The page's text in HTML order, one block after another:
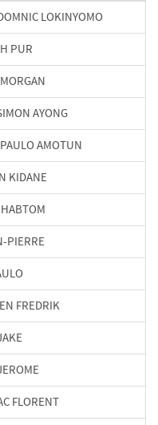
LOKINYOMO
PUR
AYONG
AMOTUN
KIDANE
PIERRE
FREDRIK
FLORENT